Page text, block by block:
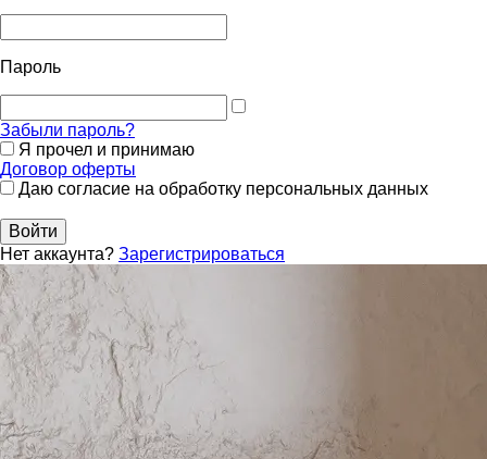
Пароль
Забыли пароль?
Я прочел и принимаю
Договор оферты
Даю согласие на обработку персональных данных
Войти
Нет аккаунта? Зарегистрироваться